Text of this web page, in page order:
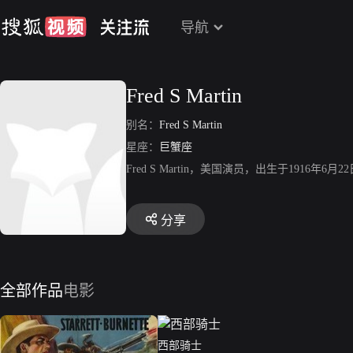
导航
Fred S Martin
别名： Fred S Martin
星座：
巨蟹座
Fred S Martin，美国演员，出生于1916年6月
分享
全部作品电影
西部骑士